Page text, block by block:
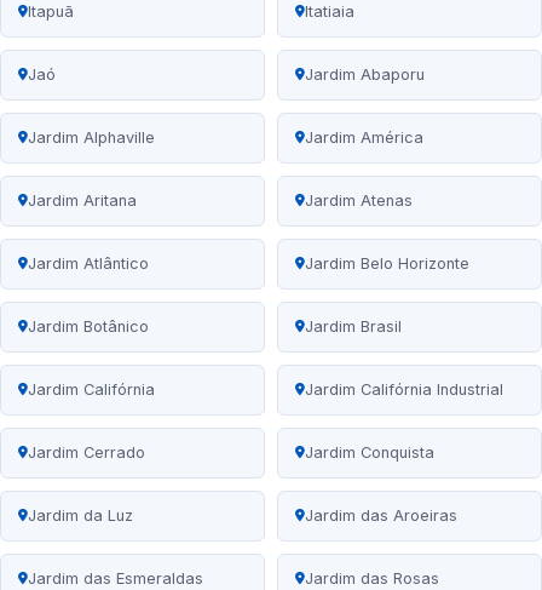
Itapuã Itatiaia
Jaó Jardim Abaporu
Jardim Alphaville Jardim América
Jardim Aritana Jardim Atenas
Jardim Atlântico Jardim Belo Horizonte
Jardim Botânico Jardim Brasil
Jardim Califórnia Jardim Califórnia Industrial
Jardim Cerrado Jardim Conquista
Jardim da Luz Jardim das Aroeiras
Jardim das Esmeraldas Jardim das Rosas